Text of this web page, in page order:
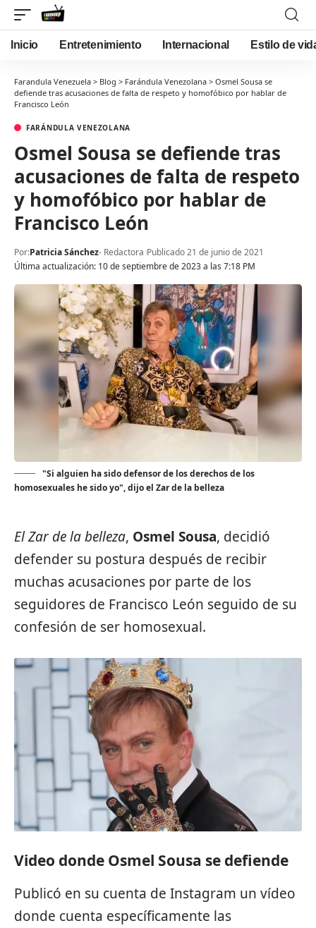
Inicio Entretenimiento Internacional Estilo de
Farandula Venezuela > Blog > Farándula Venezolana > Osmel Sousa se
defiende tras acusaciones de falta de respeto y homofóbico por hablar de
Francisco León
FARÁNDULA VENEZOLANA
Osmel Sousa se defiende tras
acusaciones de falta de respeto
y homofóbico por hablar de
Francisco León
Última actualización: 10 de septiembre de 2023 a las 7:18 PM
Por:Patricia Sánchez- Redactora Publicado 21 de junio de 2021
"Si alguien ha sido defensor de los derechos de los
homosexuales he sido yo", dijo el Zar de la belleza
El Zar de la belleza, Osmel Sousa, decidió
defender su postura después de recibir
muchas acusaciones por parte de los
seguidores de Francisco León seguido de su
confesión de ser homosexual.
Video donde Osmel Sousa se defiende
Publicó en su cuenta de Instagram un vídeo
donde cuenta específicamente las